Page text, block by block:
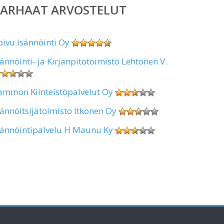
ARVOSTELUT
Isännöinti Oy
ja Kirjanpitotoimisto Lehtonen V.
Kiinteistöpalvelut Oy
Itkonen Oy
H Maunu Ky